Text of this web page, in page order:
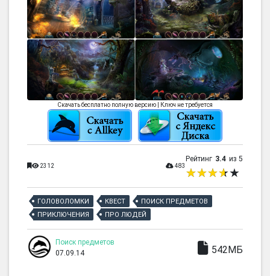
Скачать бесплатно полную версию | Ключ не требуется
2312 483
Рейтинг 3.4 из 5
ГОЛОВОЛОМКИ КВЕСТ
ПОИСК ПРЕДМЕТОВ
ПРИКЛЮЧЕНИЯ
ПРО ЛЮДЕЙ
Поиск предметов
07.09.14
542МБ